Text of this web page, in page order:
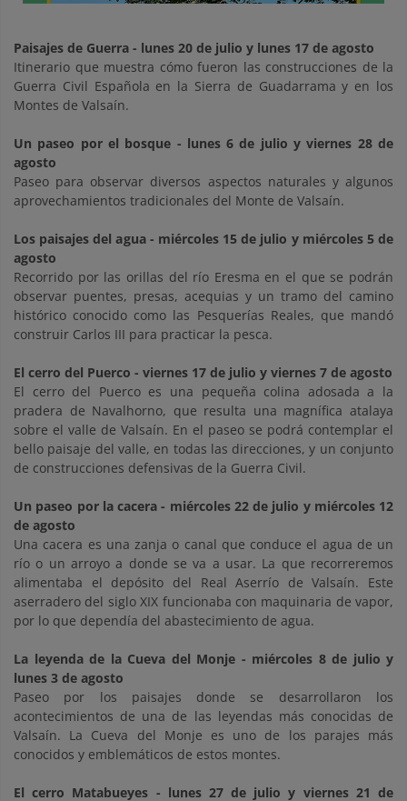
Paisajes de Guerra - lunes 20 de julio y lunes 17 de agosto
Itinerario que muestra cómo fueron las construcciones de la
Guerra Civil Española en la Sierra de Guadarrama y en los
Montes de Valsaín.
Un paseo por el bosque - lunes6 de julio y viernes 28 de
agosto
Paseo para observar diversos aspectos naturales y algunos
aprovechamientos tradicionales del Monte de Valsaín.
Los paisajes del agua - miércoles 15 de julio y miércoles 5 de
agosto
Recorrido por las orillas del río Eresma en el que se podrán
observar puentes, presas, acequias y un tramo del camino
histórico conocido como las Pesquerías Reales, que mandó
construir Carlos III para practicar la pesca.
El cerro del Puerco - viernes 17 de julio y viernes 7 de agosto
El cerro del Puerco es una pequeña colina adosada a la
pradera de Navalhorno, que resulta una magnífica atalaya
sobre el valle de Valsaín. En el paseo se podrá contemplar el
bello paisaje del valle, en todas las direcciones, y un conjunto
de construcciones defensivas de la Guerra Civil.
Un paseo por la cacera - miércoles 22 de julio y miércoles 12
de agosto
Una cacera es una zanja o canal que conduce el agua de un
río o un arroyo a donde se va a usar. La que recorreremos
alimentaba el depósito del Real Aserrío de Valsaín. Este
aserradero del siglo XIX funcionaba con maquinaria de vapor,
por lo que dependía del abastecimiento de agua.
La leyenda de la Cueva del Monje - miércoles 8 de julio y
lunes 3 de agosto
Paseo por los paisajes donde se desarrollaron los
acontecimientos de una de las leyendas más conocidas de
Valsaín. La Cueva del Monje es uno de los parajes más
conocidos y emblemáticos de estos montes.
El cerro Matabueyes - lunes 27 de julio y viernes 21 de